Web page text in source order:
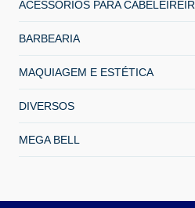
ACESSÓRIOS PARA
BARBEARIA
MAQUIAGEM E ESTÉTICA
DIVERSOS
MEGA BELL